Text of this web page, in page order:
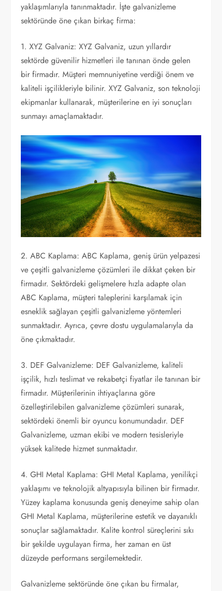
yaklaşımlarıyla tanınmaktadır. İşte galvanizleme
sektöründe öne çıkan birkaç firma:
1. XYZ Galvaniz: XYZ Galvaniz, uzun yıllardır
sektörde güvenilir hizmetleri ile tanınan önde gelen
bir firmadır. Müşteri memnuniyetine verdiği önem ve
kaliteli işçilikleriyle bilinir. XYZ Galvaniz, son teknoloji
ekipmanlar kullanarak, müşterilerine en iyi sonuçları
sunmayı amaçlamaktadır.
2. ABC Kaplama: ABC Kaplama, geniş ürün yelpazesi
ve çeşitli galvanizleme çözümleri ile dikkat çeken bir
firmadır. Sektördeki gelişmelere hızla adapte olan
ABC Kaplama, müşteri taleplerini karşılamak için
esneklik sağlayan çeşitli galvanizleme yöntemleri
sunmaktadır. Ayrıca, çevre dostu uygulamalarıyla da
öne çıkmaktadır.
3. DEF Galvanizleme: DEF Galvanizleme, kaliteli
işçilik, hızlı teslimat ve rekabetçi fiyatlar ile tanınan bir
firmadır. Müşterilerinin ihtiyaçlarına göre
özelleştirilebilen galvanizleme çözümleri sunarak,
sektördeki önemli bir oyuncu konumundadır. DEF
Galvanizleme, uzman ekibi ve modern tesisleriyle
yüksek kalitede hizmet sunmaktadır.
4. GHI Metal Kaplama: GHI Metal Kaplama, yenilikçi
yaklaşımı ve teknolojik altyapısıyla bilinen bir firmadır.
Yüzey kaplama konusunda geniş deneyime sahip olan
GHI Metal Kaplama, müşterilerine estetik ve dayanıklı
sonuçlar sağlamaktadır. Kalite kontrol süreçlerini sıkı
bir şekilde uygulayan firma, her zaman en üst
düzeyde performans sergilemektedir.
Galvanizleme sektöründe öne çıkan bu firmalar,